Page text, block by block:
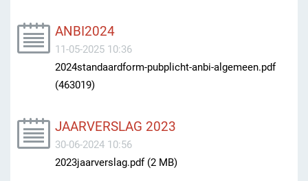
ANBI2024
11-05-2025 10:36
2024standaardform-pubplicht-anbi-algemeen.pdf
(463019)
JAARVERSLAG 2023
30-06-2024 10:56
2023jaarverslag.pdf (2 MB)